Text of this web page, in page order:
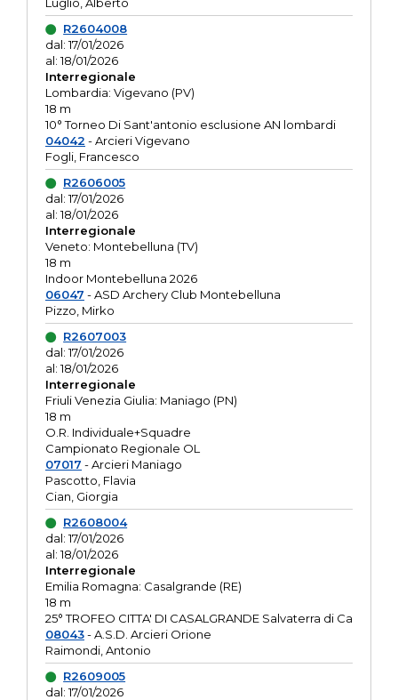
R2604008
dal: 17/01/2026
al: 18/01/2026
Interregionale
Lombardia: Vigevano (PV)
18 m
10° Torneo Di Sant'antonio esclusione AN lombardi
04042 - Arcieri Vigevano
Fogli, Francesco
R2606005
dal: 17/01/2026
al: 18/01/2026
Interregionale
Veneto: Montebelluna (TV)
18 m
Indoor Montebelluna 2026
06047 - ASD Archery Club Montebelluna
Pizzo, Mirko
R2607003
dal: 17/01/2026
al: 18/01/2026
Interregionale
Friuli Venezia Giulia: Maniago (PN)
18 m
O.R. Individuale+Squadre
Campionato Regionale OL
07017 - Arcieri Maniago
Pascotto, Flavia
Cian, Giorgia
R2608004
dal: 17/01/2026
al: 18/01/2026
Interregionale
Emilia Romagna: Casalgrande (RE)
18 m
25° TROFEO CITTA' DI CASALGRANDE Salvaterra di Ca
08043- A.S.D. Arcieri Orione
Raimondi, Antonio
R2609005
dal: 17/01/2026